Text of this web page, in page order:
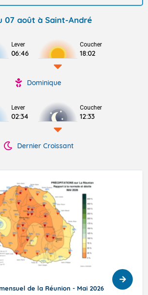
07 août à Saint-André
Lever
06:46
Coucher
18:02
Dominique
Lever
02:34
Coucher
12:33
Dernier Croissant
SAISONNIÈRE
Saisonnière - La Réunion - Juillet 2026